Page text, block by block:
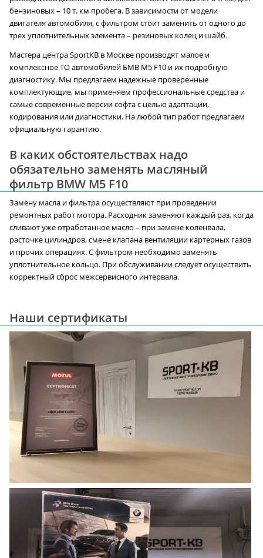
бензиновых – 10 т. км пробега. В зависимости от модели
двигателя автомобиля, с фильтром стоит заменить от одного до
трех уплотнительных элемента – резиновых колец и шайб.
Мастера центра SportKB в Москве производят малое и
комплексное ТО автомобилей БМВ M5 F10 и их подробную
диагностику. Мы предлагаем надежные проверенные
комплектующие, мы применяем профессиональные средства и
самые современные версии софта с целью адаптации,
кодирования или диагностики. На любой тип работ предлагаем
официальную гарантию.
В каких обстоятельствах надо
обязательно заменять масляный
фильтр BMW M5 F10
Замену масла и фильтра осуществляют при проведении
ремонтных работ мотора. Расходник заменяют каждый раз, когда
сливают уже отработанное масло – при замене коленвала,
расточке цилиндров, смене клапана вентиляции картерных газов
и прочих операциях. С фильтром необходимо заменять
уплотнительное кольцо. При обслуживании следует осуществить
корректный сброс межсервисного интервала.
Наши сертификаты